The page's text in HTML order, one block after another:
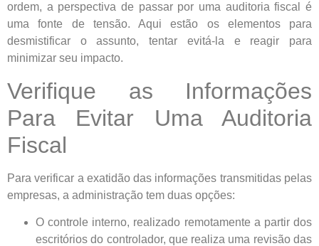
ordem, a perspectiva de passar por uma auditoria fiscal é
uma fonte de tensão. Aqui estão os elementos para
desmistificar o assunto, tentar evitá-la e reagir para
minimizar seu impacto.
Verifique as Informações
Para Evitar Uma Auditoria
Fiscal
Para verificar a exatidão das informações transmitidas pelas
empresas, a administração tem duas opções:
O controle interno, realizado remotamente a partir dos
escritórios do controlador, que realiza uma revisão das